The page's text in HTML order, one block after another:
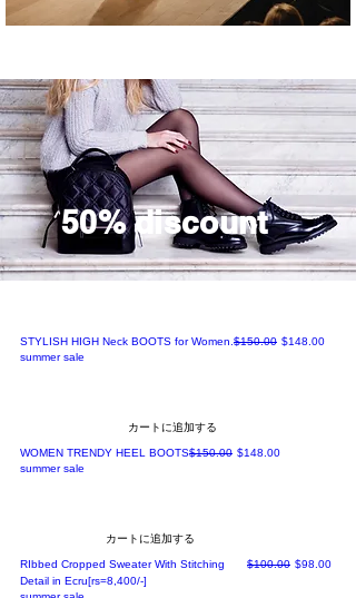
50% discount
STYLISH HIGH Neck BOOTS for Women.通常価格
$150.00 セール価格
$148.00
summer sale
カートに追加する
WOMEN TRENDY HEEL BOOTS通常価格
$150.00 セール価格
$148.00
summer sale
カートに追加する
RIbbed Cropped Sweater With Stitching
Detail in Ecru[rs=8,400/-]
通常価格
$100.00 セール価格
$98.00